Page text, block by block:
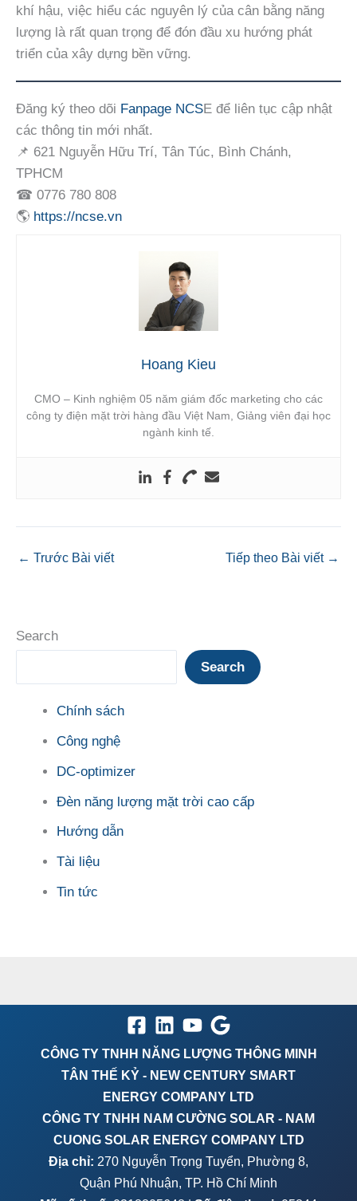
khí hậu, việc hiểu các nguyên lý của cân bằng năng
lượng là rất quan trọng để đón đầu xu hướng phát
triển của xây dựng bền vững.
Đăng ký theo dõi Fanpage NCSE để liên tục cập nhật
các thông tin mới nhất.
📌 621 Nguyễn Hữu Trí, Tân Túc, Bình Chánh,
TPHCM
☎ 0776 780 808
🌎 https://ncse.vn
Hoang Kieu
CMO – Kinh nghiệm 05 năm giám đốc marketing cho các
công ty điện mặt trời hàng đầu Việt Nam, Giảng viên đại học
ngành kinh tế.
← Trước Bài viết Tiếp theo Bài viết →
Search
Search
Chính sách
Công nghệ
DC-optimizer
Đèn năng lượng mặt trời cao cấp
Hướng dẫn
Tài liệu
Tin tức
CÔNG TY TNHH NĂNG LƯỢNG THÔNG MINH
TÂN THẾ KỶ - NEW CENTURY SMART
ENERGY COMPANY LTD
CÔNG TY TNHH NAM CƯỜNG SOLAR - NAM
CUONG SOLAR ENERGY COMPANY LTD
Địa chỉ: 270 Nguyễn Trọng Tuyển, Phường 8,
Quận Phú Nhuận, TP. Hồ Chí Minh